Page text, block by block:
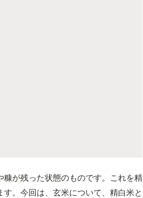
糠が残った状態のものです。これを精
。今回は、玄米について、精白米と